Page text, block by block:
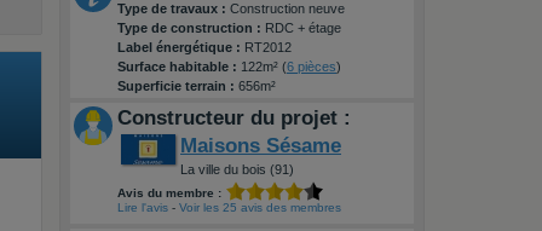
Type de travaux : Construction neuve
Type de construction : RDC + étage
Label énergétique : RT2012
Surface habitable : 122m² (6 pièces)
Superficie terrain : 656m²
Constructeur du projet :
Maisons Sésame
La ville du bois (91)
Avis du membre :
Lire l'avis - Voir les 25 avis des membres